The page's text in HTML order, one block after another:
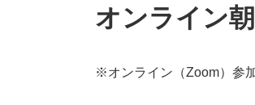
オンライン朝
※オンライン（Zoom）参